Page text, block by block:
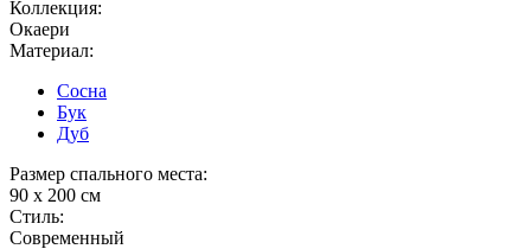
Коллекция:
Окаери
Материал:
Сосна
Бук
Дуб
Размер спального места:
90 х 200 см
Стиль:
Современный